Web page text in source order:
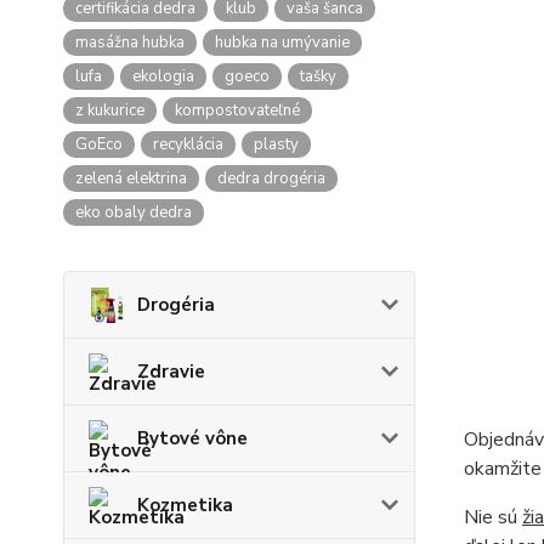
certifikácia dedra klub
vaša šanca
masážna hubka
hubka na umývanie
lufa
ekologia goeco
tašky
z kukurice
kompostovateľné
GoEco
recyklácia
plasty
zelená elektrina
dedra drogéria
eko obaly dedra
Drogéria
Zdravie
Bytové vône
Kozmetika
Nie sú